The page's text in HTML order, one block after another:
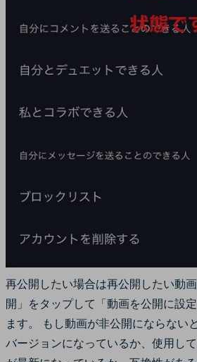
再公開したい場合は再公開したい動
開」をタップして「動画を公開に設
ます。 もし動画が非公開にならない
バージョンになっているか、使用し